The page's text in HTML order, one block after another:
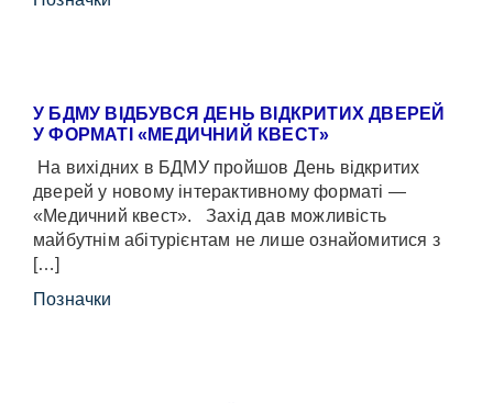
У БДМУ ВІДБУВСЯ ДЕНЬ ВІДКРИТИХ ДВЕРЕЙ
У ФОРМАТІ «МЕДИЧНИЙ КВЕСТ»
На вихідних в БДМУ пройшов День відкритих
дверей у новому інтерактивному форматі —
«Медичний квест». Захід дав можливість
майбутнім абітурієнтам не лише ознайомитися з
[…]
Позначки